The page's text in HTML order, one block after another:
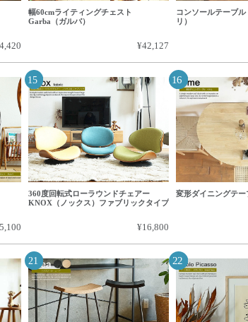
幅60cmライティングチェスト
Garba（ガルバ）
¥42,127
コンソールテーブ
リ）
360度回転式ローラウンドチェアー
KNOX（ノックス）ファブリックタイプ
¥16,800
変形ダイニングテ